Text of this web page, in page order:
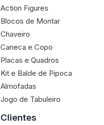
Action Figures
Blocos de Montar
Chaveiro
Caneca e Copo
Placas e Quadros
Kit e Balde de Pipoca
Almofadas
Jogo de Tabuleiro
Clientes